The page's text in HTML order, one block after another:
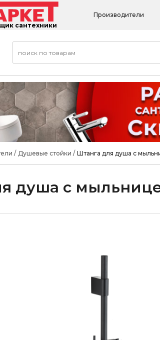
сантехники
Производители
/ Душевые стойки / Штанга для душа с
душа с